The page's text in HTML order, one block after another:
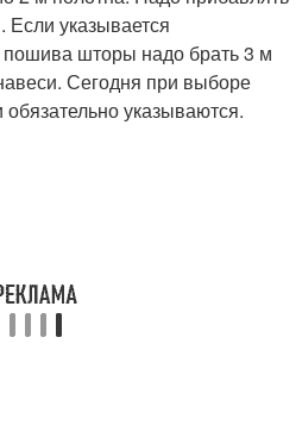
Если указывается
шторы надо брать 3 м
Сегодня при выборе
указываются.